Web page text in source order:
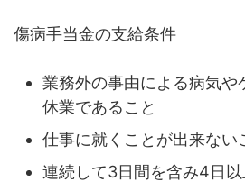
傷病手当金の支給条件
業務外の事由による病気や
休業であること
仕事に就くことが出来ない
連続して3日間を含み4日